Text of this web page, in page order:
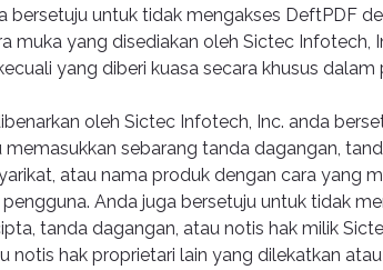
bersetuju untuk tidak mengakses DeftPDF
muka yang disediakan oleh Sictec Infotech,
yang diberi kuasa secara khusus dalam
oleh Sictec Infotech, Inc. anda
memasukkan sebarang tanda dagangan,
atau nama produk dengan cara yang
Anda juga bersetuju untuk tidak
tanda dagangan, atau notis hak milik
notis hak proprietari lain yang dilekatkan